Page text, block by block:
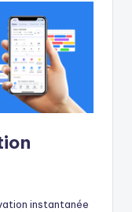
instantanée